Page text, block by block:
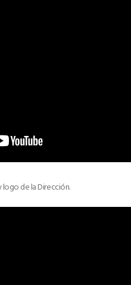
de la Dirección.